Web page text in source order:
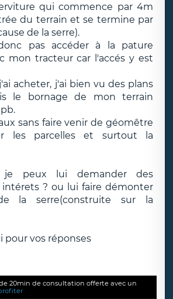
qui commence par 4m
du terrain et se termine par
de la serre).
pas accéder à la pature
mon tracteur car l'accés y est
acheter, j'ai bien vu des plans
le bornage de mon terrain
sans faire venir de géomêtre
les parcelles et surtout la
peux lui demander des
? ou lui faire démonter
la serre(construite sur la
pour vos réponses
20min de consultation offerte avec un